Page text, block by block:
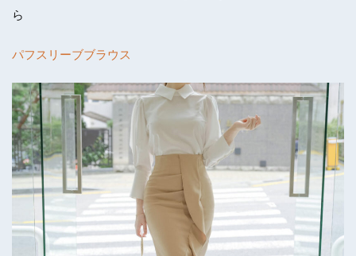
ら
パフスリーブブラウス